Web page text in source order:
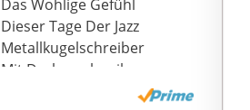
Das Wohlige Gefühl
Dieser Tage Der Jazz
Metallkugelschreiber
Mit Drehmechanik
Überzeugt Durch Eine